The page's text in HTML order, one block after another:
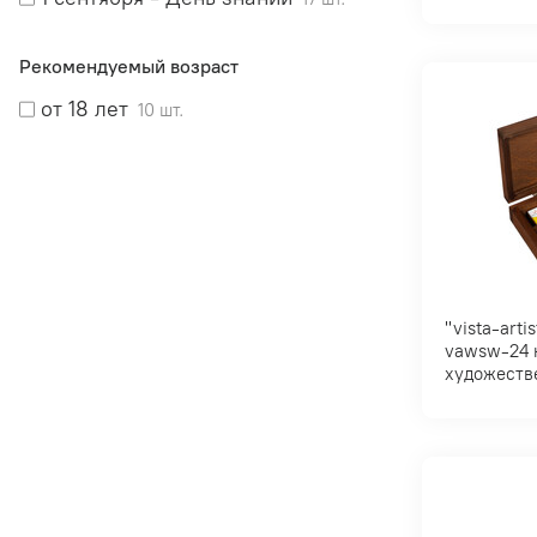
Рекомендуемый возраст
от 18 лет 10 шт.
"vista-artista" "gallery"/
vawsw-24 набор акварели